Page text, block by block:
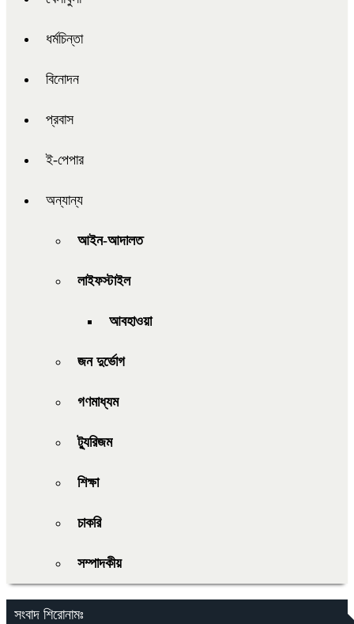
ধর্মচিন্তা
বিনোদন
প্রবাস
ই-পেপার
অন্যান্য
আইন-আদালত
লাইফস্টাইল
আবহাওয়া
জন দুর্ভোগ
গণমাধ্যম
ট্যুরিজম
শিক্ষা
চাকরি
সম্পাদকীয়
সংবাদ শিরোনামঃ